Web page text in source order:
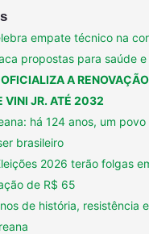
empate técnico na
propostas para saúde e
A
VINI JR. ATÉ 2032
há 124 anos, um
brasileiro
2026 terão folgas
de R$ 65
de história, resistência